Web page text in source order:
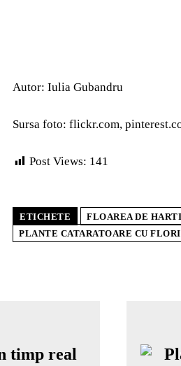
Autor: Iulia Gubandru
Sursa foto: flickr.com,
Post Views: 141
ETICHETE FLOAREA DE
PLANTE CATARATOARE CU